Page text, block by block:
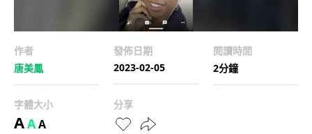
作者
唐美鳳
發佈日期
2023-02-05
閱讀時間
2分鐘
字體大小
AAA
分享